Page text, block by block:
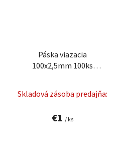
Páska viazacia
100x2,5mm 100ks
Skladová zásoba predajňa:
€1 / ks